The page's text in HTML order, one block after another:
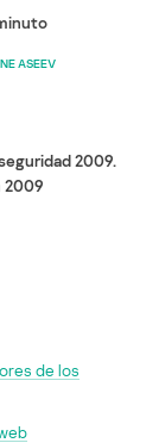
ASEEV
2009.
2009
de los